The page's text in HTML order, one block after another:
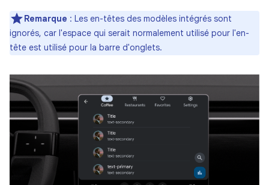
Remarque : Les en-têtes des modèles intégrés sont
ignorés, car l'espace qui serait normalement utilisé pour l'en-
tête est utilisé pour la barre d'onglets.